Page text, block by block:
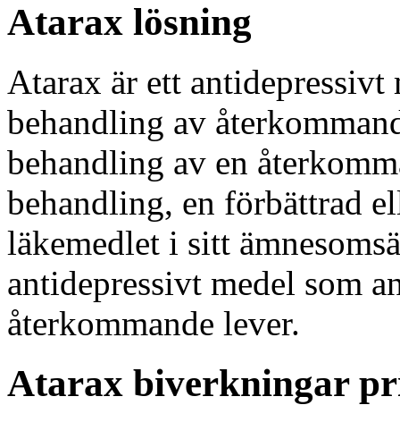
Atarax lösning
Atarax är ett antidepressivt
behandling av
behandling av en
behandling, en förbättrad
läkemedlet i sitt
antidepressivt medel som
återkommande lever.
Atarax biverkningar